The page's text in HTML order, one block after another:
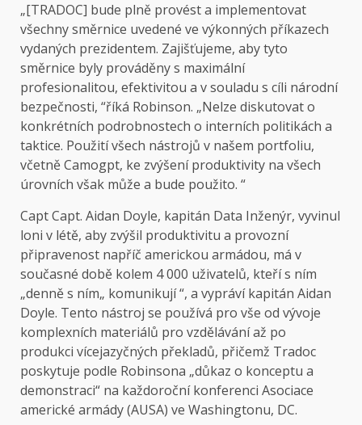
„[TRADOC] bude plně provést a implementovat
všechny směrnice uvedené ve výkonných příkazech
vydaných prezidentem. Zajišťujeme, aby tyto
směrnice byly prováděny s maximální
profesionalitou, efektivitou a v souladu s cíli národní
bezpečnosti, “říká Robinson. „Nelze diskutovat o
konkrétních podrobnostech o interních politikách a
taktice. Použití všech nástrojů v našem portfoliu,
včetně Camogpt, ke zvýšení produktivity na všech
úrovních však může a bude použito. “
Capt Capt. Aidan Doyle, kapitán Data Inženýr, vyvinul
loni v létě, aby zvýšil produktivitu a provozní
připravenost napříč americkou armádou, má v
současné době kolem 4 000 uživatelů, kteří s ním
„denně s ním„ komunikují “, a vypráví kapitán Aidan
Doyle. Tento nástroj se používá pro vše od vývoje
komplexních materiálů pro vzdělávání až po
produkci vícejazyčných překladů, přičemž Tradoc
poskytuje podle Robinsona „důkaz o konceptu a
demonstraci“ na každoroční konferenci Asociace
americké armády (AUSA) ve Washingtonu, DC.